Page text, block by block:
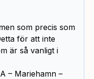
som precis som
för att inte
är så vanligt i
– Mariehamn –